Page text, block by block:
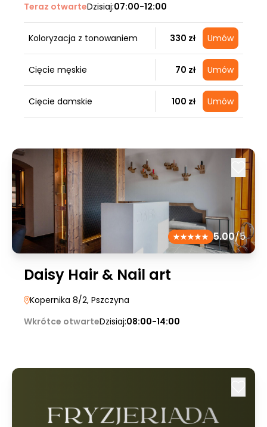
Teraz otwarteDzisiaj:07:00-12:00
Koloryzacja z tonowaniem 330 zł Umów
Cięcie męskie 70 zł Umów
Cięcie damskie 100 zł Umów
5.00/5
Daisy Hair & Nail art
Kopernika 8/2, Pszczyna
Wkrótce otwarteDzisiaj:08:00-14:00